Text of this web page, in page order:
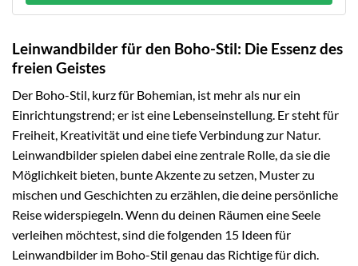
Leinwandbilder für den Boho-Stil: Die Essenz des
freien Geistes
Der Boho-Stil, kurz für Bohemian, ist mehr als nur ein
Einrichtungstrend; er ist eine Lebenseinstellung. Er steht für
Freiheit, Kreativität und eine tiefe Verbindung zur Natur.
Leinwandbilder spielen dabei eine zentrale Rolle, da sie die
Möglichkeit bieten, bunte Akzente zu setzen, Muster zu
mischen und Geschichten zu erzählen, die deine persönliche
Reise widerspiegeln. Wenn du deinen Räumen eine Seele
verleihen möchtest, sind die folgenden 15 Ideen für
Leinwandbilder im Boho-Stil genau das Richtige für dich.